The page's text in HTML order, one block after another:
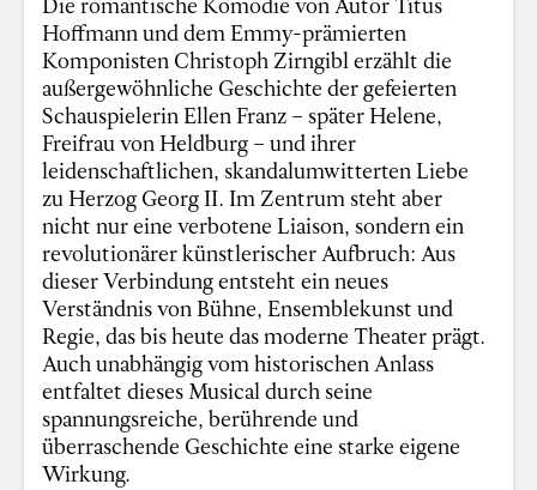
Hoffmann und dem Emmy-prämierten
Komponisten Christoph Zirngibl erzählt die
außergewöhnliche Geschichte der gefeierten
Schauspielerin Ellen Franz – später Helene,
Freifrau von Heldburg – und ihrer
leidenschaftlichen, skandalumwitterten Liebe
zu Herzog Georg II. Im Zentrum steht aber
nicht nur eine verbotene Liaison, sondern ein
revolutionärer künstlerischer Aufbruch: Aus
dieser Verbindung entsteht ein neues
Verständnis von Bühne, Ensemblekunst und
Regie, das bis heute das moderne Theater prägt.
Auch unabhängig vom historischen Anlass
entfaltet dieses Musical durch seine
spannungsreiche, berührende und
überraschende Geschichte eine starke eigene
Wirkung.